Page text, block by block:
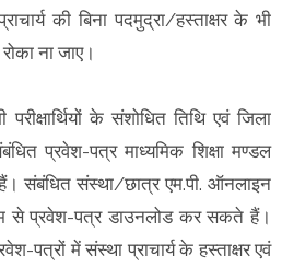
की बिना पदमुद्रा/हस्ताक्षर के भी
ना जाए।
परीक्षार्थियों के संशोधित तिथि एवं जिला
प्रवेश-पत्र माध्यमिक शिक्षा मण्डल
हैं। संबंधित संस्था/छात्र एम.पी. ऑनलाइन
से प्रवेश-पत्र डाउनलोड कर सकते हैं।
पत्रों में संस्था प्राचार्य के हस्ताक्षर एवं